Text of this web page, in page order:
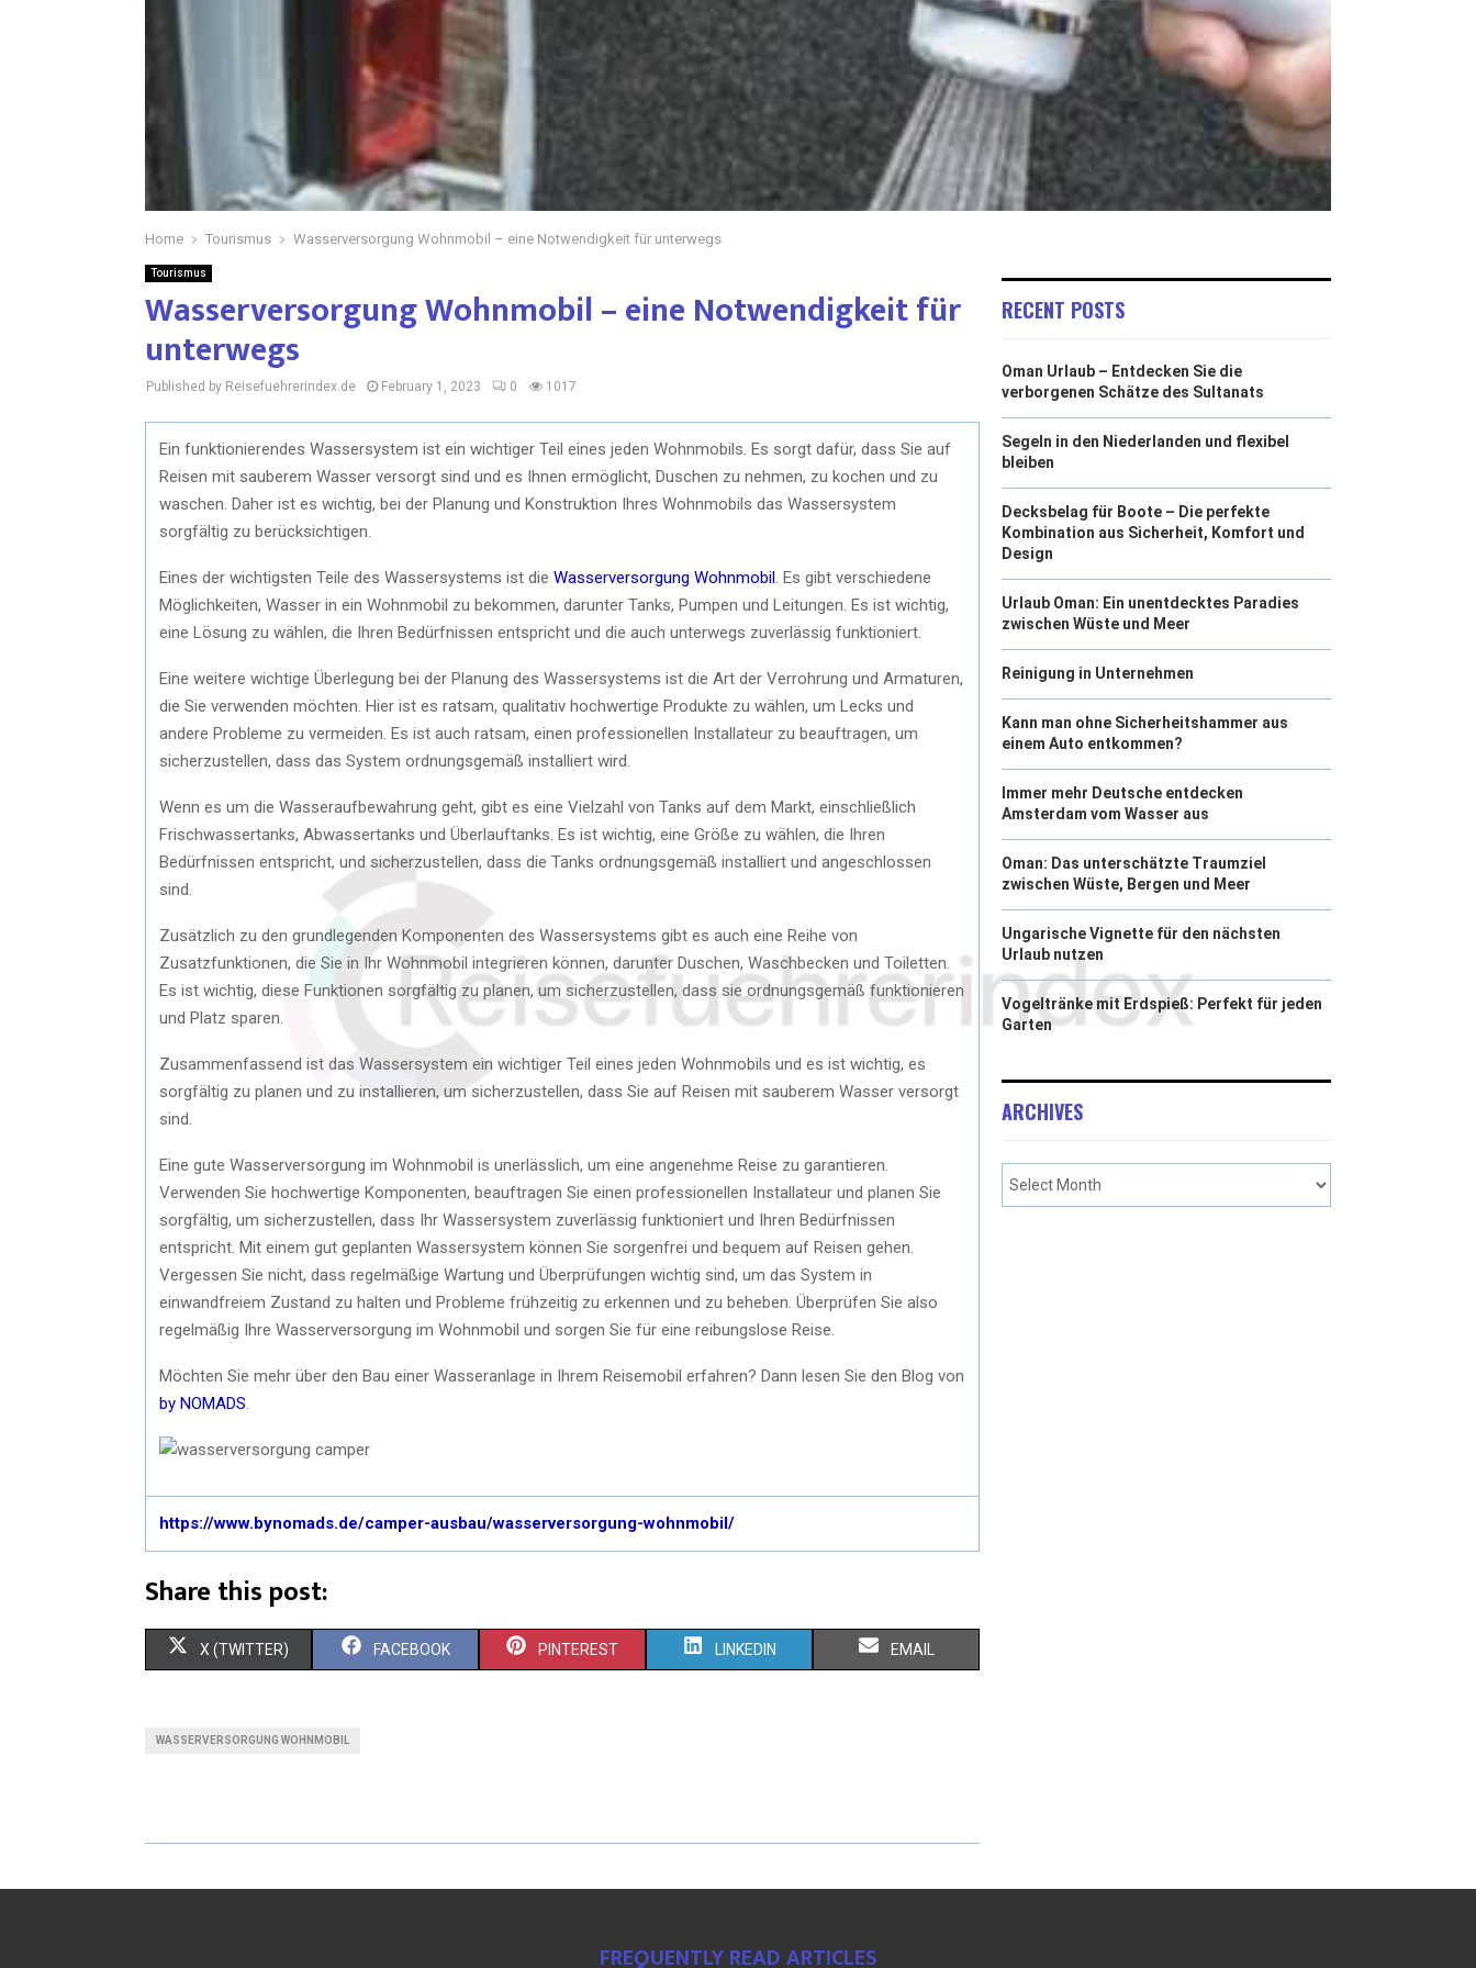
Home Tourismus Wasserversorgung Wohnmobil – eine Notwendigkeit für unterwegs
Tourismus
Wasserversorgung Wohnmobil – eine Notwendigkeit für
unterwegs
Published by Reisefuehrerindex.de February 1, 2023 0 1017
Ein funktionierendes Wassersystem ist ein wichtiger Teil eines jeden Wohnmobils. Es sorgt dafür, dass Sie auf
Reisen mit sauberem Wasser versorgt sind und es Ihnen ermöglicht, Duschen zu nehmen, zu kochen und zu
waschen. Daher ist es wichtig, bei der Planung und Konstruktion Ihres Wohnmobils das Wassersystem
sorgfältig zu berücksichtigen.
Eines der wichtigsten Teile des Wassersystems ist die Wasserversorgung Wohnmobil . Es gibt verschiedene
Möglichkeiten, Wasser in ein Wohnmobil zu bekommen, darunter Tanks, Pumpen und Leitungen. Es ist wichtig,
eine Lösung zu wählen, die Ihren Bedürfnissen entspricht und die auch unterwegs zuverlässig funktioniert.
Eine weitere wichtige Überlegung bei der Planung des Wassersystems ist die Art der Verrohrung und Armaturen,
die Sie verwenden möchten. Hier ist es ratsam, qualitativ hochwertige Produkte zu wählen, um Lecks und
andere Probleme zu vermeiden. Es ist auch ratsam, einen professionellen Installateur zu beauftragen, um
sicherzustellen, dass das System ordnungsgemäß installiert wird.
Wenn es um die Wasseraufbewahrung geht, gibt es eine Vielzahl von Tanks auf dem Markt, einschließlich
Frischwassertanks, Abwassertanks und Überlauftanks. Es ist wichtig, eine Größe zu wählen, die Ihren
Bedürfnissen entspricht, und sicherzustellen, dass die Tanks ordnungsgemäß installiert und angeschlossen
sind.
Zusätzlich zu den grundlegenden Komponenten des Wassersystems gibt es auch eine Reihe von
Zusatzfunktionen, die Sie in Ihr Wohnmobil integrieren können, darunter Duschen, Waschbecken und Toiletten.
Es ist wichtig, diese Funktionen sorgfältig zu planen, um sicherzustellen, dass sie ordnungsgemäß funktionieren
und Platz sparen.
Zusammenfassend ist das Wassersystem ein wichtiger Teil eines jeden Wohnmobils und es ist wichtig, es
sorgfältig zu planen und zu installieren, um sicherzustellen, dass Sie auf Reisen mit sauberem Wasser versorgt
sind.
Eine gute Wasserversorgung im Wohnmobil is unerlässlich, um eine angenehme Reise zu garantieren.
Verwenden Sie hochwertige Komponenten, beauftragen Sie einen professionellen Installateur und planen Sie
sorgfältig, um sicherzustellen, dass Ihr Wassersystem zuverlässig funktioniert und Ihren Bedürfnissen
entspricht. Mit einem gut geplanten Wassersystem können Sie sorgenfrei und bequem auf Reisen gehen.
Vergessen Sie nicht, dass regelmäßige Wartung und Überprüfungen wichtig sind, um das System in
einwandfreiem Zustand zu halten und Probleme frühzeitig zu erkennen und zu beheben. Überprüfen Sie also
regelmäßig Ihre Wasserversorgung im Wohnmobil und sorgen Sie für eine reibungslose Reise.
Möchten Sie mehr über den Bau einer Wasseranlage in Ihrem Reisemobil erfahren? Dann lesen Sie den Blog von
by NOMADS
https://www.bynomads.de/camper-ausbau/wasserversorgung-wohnmobil/
Share this post:
X (TWITTER) FACEBOOK PINTEREST LINKEDIN EMAIL
WASSERVERSORGUNG WOHNMOBIL
RECENT POSTS
Oman Urlaub – Entdecken Sie die
verborgenen Schätze des Sultanats
Segeln in den Niederlanden und flexibel
bleiben
Decksbelag für Boote – Die perfekte
Kombination aus Sicherheit, Komfort und
Design
Urlaub Oman: Ein unentdecktes Paradies
zwischen Wüste und Meer
Reinigung in Unternehmen
Kann man ohne Sicherheitshammer aus
einem Auto entkommen?
Immer mehr Deutsche entdecken
Amsterdam vom Wasser aus
Oman: Das unterschätzte Traumziel
zwischen Wüste, Bergen und Meer
Ungarische Vignette für den nächsten
Urlaub nutzen
Vogeltränke mit Erdspieß: Perfekt für jeden
Garten
ARCHIVES
FREQUENTLY READ ARTICLES